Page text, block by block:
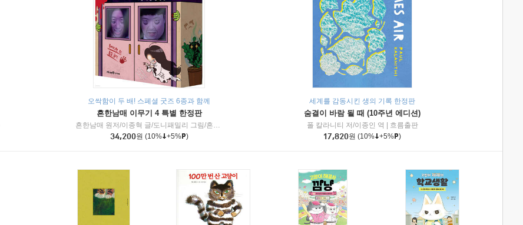
오싹함이 두 배! 스페셜 굿즈 6종과 함께
흔한남매 이무기 4 특별 한정판
흔한남매 원저/이종혁 글/도니패밀리 그림/흔한컴퍼니 감수
미래엔아이세움
34,200원 (10% +5% )
세계를 감동시킨 생의 기록 한정판
숨결이 바람 될 때 (10주년 에디션)
폴 칼라니티 저/이종인 역
흐름출판
17,820원 (10% +5% )